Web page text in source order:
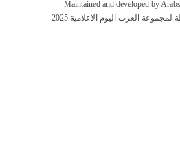
Maintained and developed by